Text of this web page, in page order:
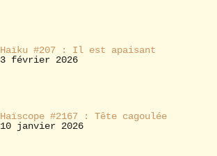
Haïku #207 : Il est apaisant
3 février 2026
Haïscope #2167 : Tête cagoulée
10 janvier 2026